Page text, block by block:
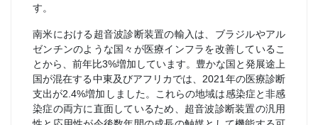
す。
南米における超音波診断装置の輸入は、ブラジルやアル
ゼンチンのような国々が医療インフラを改善しているこ
とから、前年比3%増加しています。豊かな国と発展途上
国が混在する中東及びアフリカでは、2021年の医療診断
支出が2.4%増加しました。これらの地域は感染症と非感
染症の両方に直面しているため、超音波診断装置の汎用